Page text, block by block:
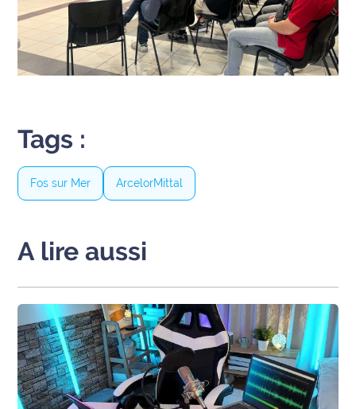
Tags :
Fos sur Mer ArcelorMittal
A lire aussi